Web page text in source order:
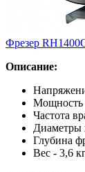
Фрезер
Описание:
Мощность
Частота
Диаметры
Глубина
Вес - 3,6